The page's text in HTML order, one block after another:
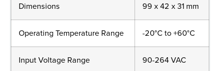
Dimensions 99 x 42 x 31 mm
Operating Temperature Range -20°C to +60°C
Input Voltage Range 90-264 VAC